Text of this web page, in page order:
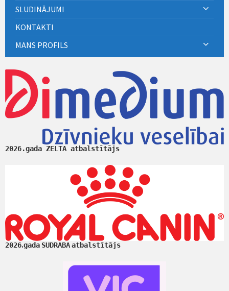
SLUDINĀJUMI
KONTAKTI
MANS PROFILS
2026.gada ZELTA atbalstītājs
2026.gada SUDRABAatbalstītājs